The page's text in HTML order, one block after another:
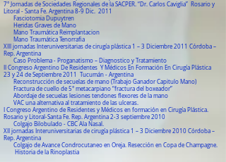
7° Jornadas de Sociedades Regionales de la SACPER. “Dr. Carlos Caviglia” Rosario y
Litoral - Santa Fe. Argentina 8-9 Dic. 2011
Fasciotomia Dupuytren
Heridas Graves de Mano
Mano Traumática Reimplantacion
Mano Traumática Tenorrafia
XIII jornadas Interuniversitarias de cirugía plástica 1 – 3 Diciembre 2011 Córdoba –
Rep. Argentina
Caso Problema - Proganatismo – Diagnostico y Tratamiento
II Congreso Argentino De Residentes Y Médicos En Formación En Cirugía Plástica
23 y 24 de Septiembre 2011 Tucumán - Argentina
Reconstrucción de secuelas de mano (Trabajo Ganador Capitulo Mano)
Fractura de cuello de 5° metacarpiano “fractura del boxeador”
Abordaje de secuelas lesiones tendones flexores de la mano
VAC una alternativa al tratamiento de las ulceras.
I Congreso Argentino de Residentes y Médicos en formación en Cirugía Plástica.
Rosario y Litoral-Santa Fe. Rep. Argentina 2-3 septiembre 2010
Colgajo Bilobulado - CBC Ala Nasal.
XII jornadas Interuniversitarias de cirugía plástica 1 – 3 Diciembre 2010 Córdoba –
Rep. Argentina
Colgajo de Avance Condrocutaneo en Oreja. Resección en Copa de Champagne.
Historia de la Rinoplastia